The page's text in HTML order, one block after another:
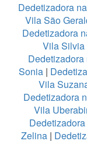
Dedetizadora
Vila São
Dedetizadora
Vila Silvia
Sonia |
Vila
Dedetizadora
Vila
Zelina|